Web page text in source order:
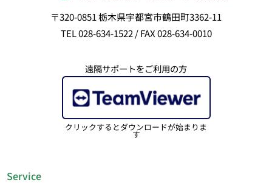
〒320-0851 栃木県宇都宮市鶴田町3362-11
TEL 028-634-1522 / FAX 028-634-0010
遠隔サポートをご利用の方
クリックするとダウンロードが始まりま
す
Service